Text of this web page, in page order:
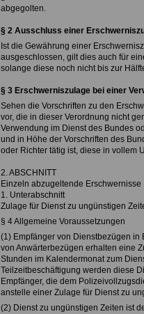
abgegolten.
§ 2 Ausschluss einer
Ist die Gewährung einer
ausgeschlossen, gilt dies auch für
solange diese noch nicht bis zur
§ 3 Erschwerniszulage bei einer
Sehen die Vorschriften zu den
vor, die in dieser Verordnung nicht
Verwendung im Dienst des Bundes
und in Höhe der Vorschriften des
oder Richter tätig ist, diese in vollem
2. ABSCHNITT
Einzeln abzugeltende Erschwernisse
1. Unterabschnitt
Zulage für Dienst zu ungünstigen
§ 4 Allgemeine Voraussetzungen
(1) Empfänger von Dienstbezügen
von Anwärterbezügen erhalten eine
Stunden im Kalendermonat zum
Teilzeitbeschäftigung werden diese
Empfänger, die dem
anstelle einer Zulage für Dienst zu
(2) Dienst zu ungünstigen Zeiten ist